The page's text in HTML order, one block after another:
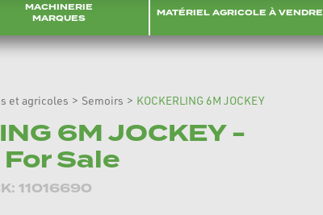
MACHINERIE
MARQUES
MATÉRIEL AGRICOLE À VENDRE
et agricoles > Semoirs > KOCKERLING 6M JOCKEY
6M JOCKEY -
Sale
11016690